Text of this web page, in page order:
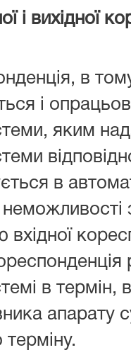
і вихідної
в
і
яким
в
в термін,
апарату